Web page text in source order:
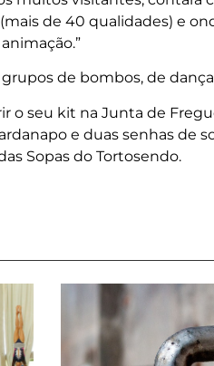
de 40 qualidades) e
de bombos, de
o seu kit na Junta de
e duas senhas de
Sopas do Tortosendo.